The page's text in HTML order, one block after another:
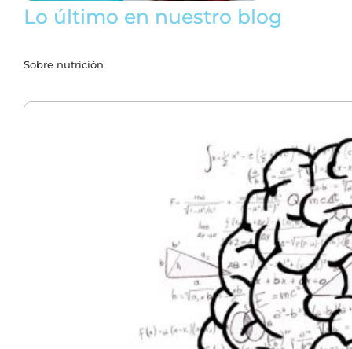
Lo último en nuestro blog
Sobre nutrición